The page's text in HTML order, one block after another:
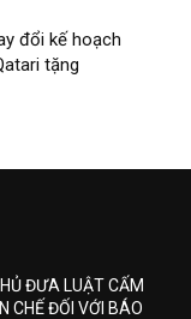
đổi kế hoạch
tặng
ĐƯA LUẬT CẤM
CHẾ ĐỐI VỚI BÁO